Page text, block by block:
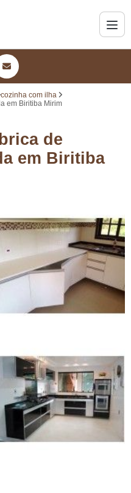
cozinha com ilha
em Biritiba Mirim
de
em Biritiba